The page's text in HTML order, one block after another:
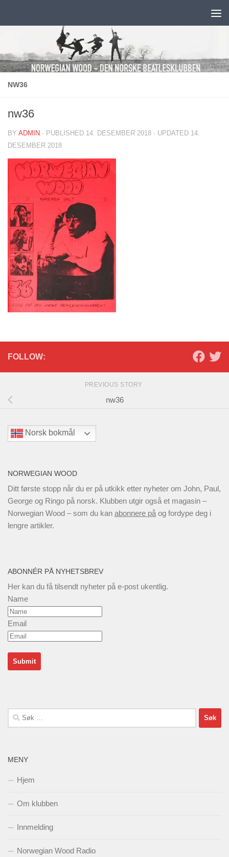
NW36
nw36
BY ADMIN · PUBLISHED 14. DESEMBER 2018 · UPDATED 14.
DESEMBER 2018
FOLLOW:
PREVIOUS STORY
nw36
Norsk bokmål
NORWEGIAN WOOD
Ditt første stopp når du er på utkikk etter nyheter om John, Paul,
George og Ringo på norsk. Klubben utgir også et magasin –
Norwegian Wood – som du kan abonnere på og fordype deg i
lengre artikler.
ABONNÉR PÅ NYHETSBREV
Her kan du få tilsendt nyheter på e-post ukentlig.
Name
Email
Søk
etter:
MENY
Hjem
Om klubben
Innmelding
Norwegian Wood Radio